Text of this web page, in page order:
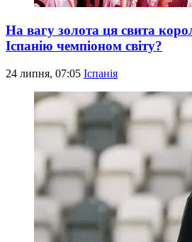
На вагу золота ця свита
Іспанію чемпіоном світу?
24 липня, 07:05 Іспанія